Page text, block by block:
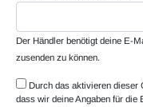
Der Händler benötigt deine E-
zusenden zu können.
Durch das aktivieren dieser
dass wir deine Angaben für die